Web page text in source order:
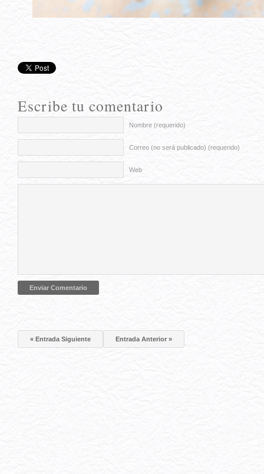
Escribe tu comentario
Nombre (requerido)
Correo (no será publicado) (requerido)
Web
« Entrada Siguiente Entrada Anterior »